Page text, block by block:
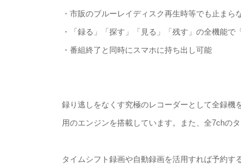
・市販のブルーレイディスク再生時等でも止まら
・「録る」「探す」「見る」「残す」の全機能で
・番組終了と同時にスマホに持ち出し可能
録り逃しをなくす究極のレコーダーとして全録
用のエンジンを搭載しています。また、全7chの
タイムシフト録画や自動録画を活用すれば予約